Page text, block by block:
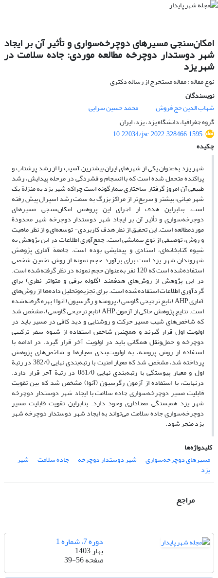
امکان‌سنجی مسیرهای دوچرخه‌سواری و تأثیر آن بر ایجاد
شهر دوستدار دوچرخه مطالعه موردی: جاده سلامت در
شهر یزد
نوع مقاله : مقاله مستخرج از رساله دکتری
نویسندگان
شهاب الدین حج فروش
محمد حسین سرایی
گروه جغرافیا، دانشگاه یزد، یزد، ایران
10.22034/jsc.2022.328466.1595
چکیده
شهر یزد به‌عنوان یکی از شهرهای ایران بیشترین آسیب را از رشد پرشتاب و
پراکنده متحمل شده است که با انسجام و فشردگی در مرحله پیدایش، رشد
طبیعی آن امروز گرفتار ساختاری بیمارگونه است چراکه شهر یزد به منزلة یک
شهر میانی، بیشتر و سریع‌تر از مراکز بزرگ به سمت رشد اسپرال پیش رفته
است. بنابراین هدف از اجرای این پژوهش امکان‌سنجی مسیرهای
دوچرخه‌سواری و تأثیر آن بر ایجاد شهر دوستدار دوچرخه شهر محدودة
موردمطالعه است. این تحقیق از نظر هدف کاربردی- توسعه‌ای و از نظر ماهیت
و روش، توصیفی از نوع پیمایشی است. جمع‌آوری اطلاعات در این پژوهش به
شیوه کتابخانه‌ای، اسنادی و پیمایشی بوده است. جامعة آماری پژوهش
شهروندان شهر یزد است برای برآورد حجم نمونه از روش تخمین شخصی
استفاده‌شده است که 120 نفر به‌عنوان حجم نمونه در نظر گرفته‌شده است.
در این پژوهش از روش‌های هدفمند (گلوله برفی و متواتر نظری) برای
گردآوری اطلاعات استفاده‌شده است. برای تجزیه‌وتحلیل داده‌ها از روش‌های
آماری AHP (تابع ترجیحی گاوسی)، پرومته و رگرسیون (آنوا) بهره گرفته‌شده
است. نتایج پژوهش حاکی از آزمون AHP (تابع ترجیحی گاوسی)، مشخص شد
که شاخص‌های شیب مسیر حرکت و روشنایی و دید کافی در مسیر باید در
اولویت اول قرار گیرند و همچنین شاخص استفاده از شیوه سفر ترکیبی
دوچرخه و حمل‌ونقل همگانی باید در اولویت آخر قرار گیرد. در ادامه با
استفاده از روش پرومته، به اولویت‌بندی معیارها و شاخص‌های پژوهش
پرداخته شد، مشخص شد که معیار امنیت با رتبه‌بندی نهایی 382/0 در رتبة
اول و معیار پیوستگی با رتبه‌بندی نهایی 081/0 در رتبة آخر قرار دارد.
درنهایت، با استفاده از آزمون رگرسیون (آنوا) مشخص شد که بین تقویت
قابلیت مسیر دوچرخه‌سواری جاده سلامت با ایجاد شهر دوستدار دوچرخه
شهر یزد همبستگی معناداری وجود دارد. بنابراین تقویت قابلیت مسیر
دوچرخه‌سواری جاده سلامت می‌تواند به ایجاد شهر دوستدار دوچرخه شهر
یزد منجر شود.
کلیدواژه‌ها
مسیرهای دوچرخه‌سواری
شهر دوستدار دوچرخه جاده سلامت شهر
یزد
مراجع
دوره 7، شماره 1
بهار 1403
صفحه39-56